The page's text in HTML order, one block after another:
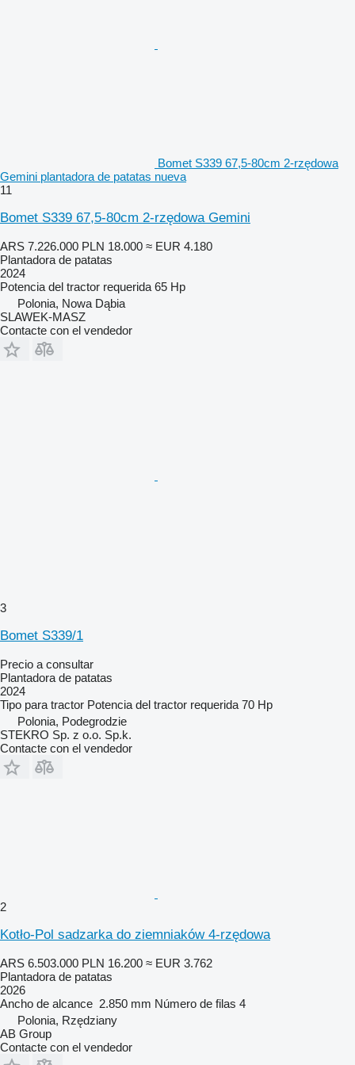
Bomet S339 67,5-80cm 2-rzędowa
Gemini plantadora de patatas nueva
11
Bomet S339 67,5-80cm 2-rzędowa Gemini
ARS 7.226.000 PLN 18.000 ≈ EUR 4.180
Plantadora de patatas
2024
Potencia del tractor requerida 65 Hp
Polonia, Nowa Dąbia
SLAWEK-MASZ
Contacte con el vendedor
3
Bomet S339/1
Precio a consultar
Plantadora de patatas
2024
Tipo para tractor Potencia del tractor requerida 70 Hp
Polonia, Podegrodzie
STEKRO Sp. z o.o. Sp.k.
Contacte con el vendedor
2
Kotło-Pol sadzarka do ziemniaków 4-rzędowa
ARS 6.503.000 PLN 16.200 ≈ EUR 3.762
Plantadora de patatas
2026
Ancho de alcance 2.850 mm Número de filas 4
Polonia, Rzędziany
AB Group
Contacte con el vendedor